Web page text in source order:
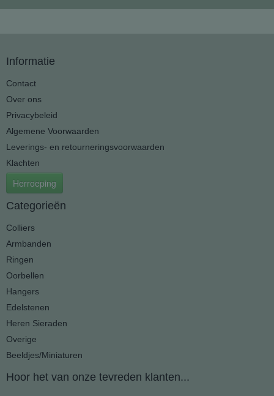
Informatie
Contact
Over ons
Privacybeleid
Algemene Voorwaarden
Leverings- en retourneringsvoorwaarden
Klachten
Herroeping
Categorieën
Colliers
Armbanden
Ringen
Oorbellen
Hangers
Edelstenen
Heren Sieraden
Overige
Beeldjes/Miniaturen
Hoor het van onze tevreden klanten...